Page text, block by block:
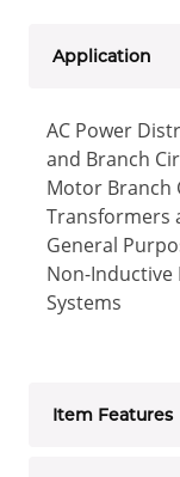
Application
AC Power
and Branch
Motor Branch
Transformers
General
Non-Inductive
Systems
Item Features